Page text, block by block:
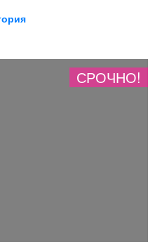
СРОЧНО!